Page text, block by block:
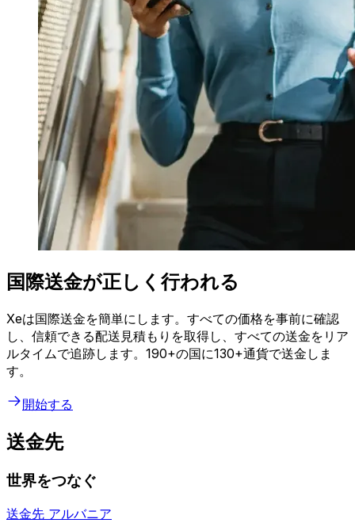
国際送金が正しく行われる
Xeは国際送金を簡単にします。すべての価格を事前に確認
し、信頼できる配送見積もりを取得し、すべての送金をリア
ルタイムで追跡します。190+の国に130+通貨で送金しま
す。
開始する
送金先
世界をつなぐ
送金先 アルバニア